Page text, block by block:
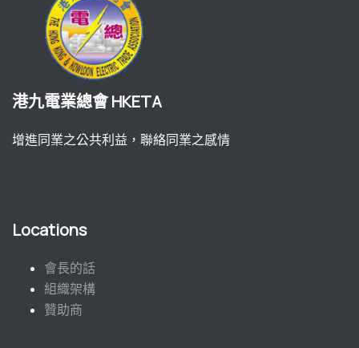
港九電業總會 HKETA
增進同業之公共利益，聯絡同業之感情
Locations
會長的話
組織架構
贊助商